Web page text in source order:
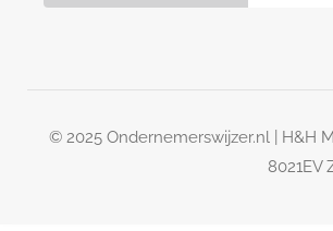
© 2025 Ondernemerswijzer.nl | H&H
8021EV